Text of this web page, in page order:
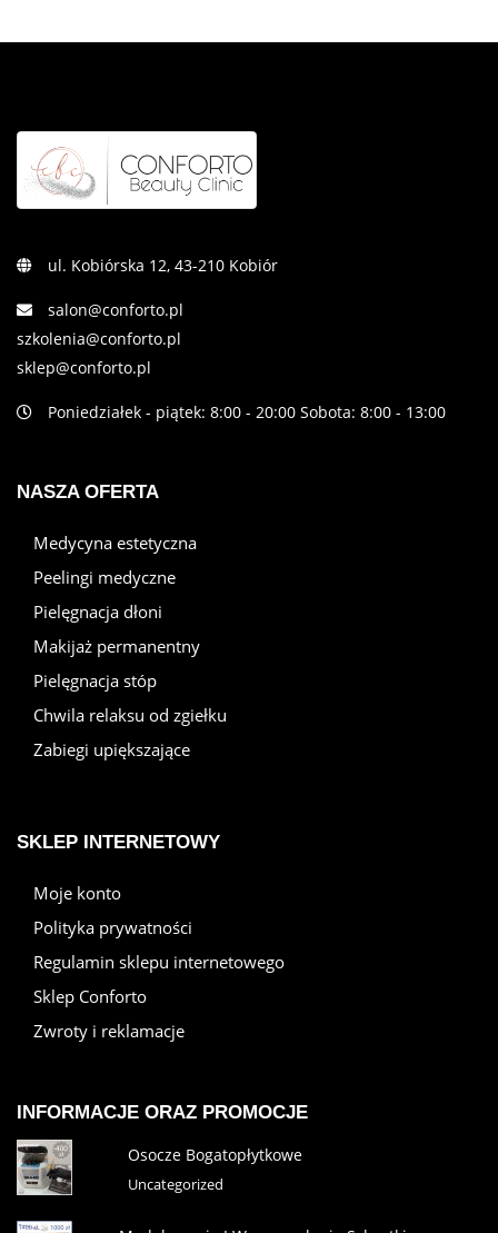
ul. Kobiórska 12, 43-210 Kobiór
salon@conforto.pl
szkolenia@conforto.pl
sklep@conforto.pl
Poniedziałek - piątek: 8:00 - 20:00 Sobota: 8:00 - 13:00
NASZA OFERTA
Medycyna estetyczna
Peelingi medyczne
Pielęgnacja dłoni
Makijaż permanentny
Pielęgnacja stóp
Chwila relaksu od zgiełku
Zabiegi upiększające
SKLEP INTERNETOWY
Moje konto
Polityka prywatności
Regulamin sklepu internetowego
Sklep Conforto
Zwroty i reklamacje
INFORMACJE ORAZ PROMOCJE
Osocze Bogatopłytkowe
Uncategorized